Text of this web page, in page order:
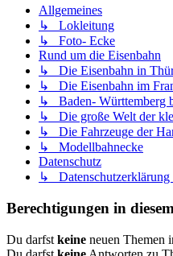
Allgemeines
↳ Lokleitung
↳ Foto- Ecke
Rund um die Eisenbahn
↳ Die Eisenbahn in
↳ Die Eisenbahn im
↳ Baden- Württemberg
↳ Die große Welt der
↳ Die Fahrzeuge der
↳ Modellbahnecke
Datenschutz
↳
Berechtigungen in
Du darfst keine neuen Themen